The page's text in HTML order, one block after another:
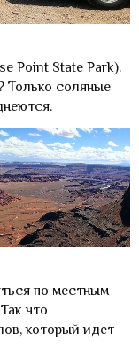
Point State Park).
Только соляные
по местным
что
который идет